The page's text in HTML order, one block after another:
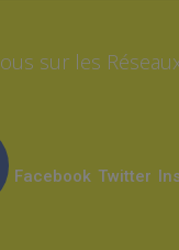
sur les
Facebook Twitter